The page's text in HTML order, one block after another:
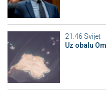
21:46 Svijet
Uz obalu